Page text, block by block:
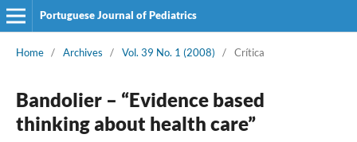
Portuguese Journal of Pediatrics
Home / Archives / Vol. 39 No. 1 (2008) / Crítica
Bandolier – “Evidence based
thinking about health care”